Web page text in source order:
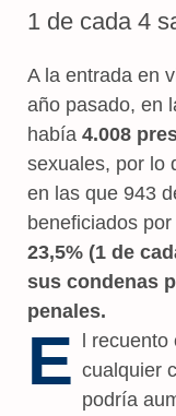
1 de cada 4
A la entrada en
año pasado, en
había 4.008
sexuales, por lo
en las que 943
beneficiados por
23,5% (1 de
sus condenas
penales.
E l recuento
cualquier
podría